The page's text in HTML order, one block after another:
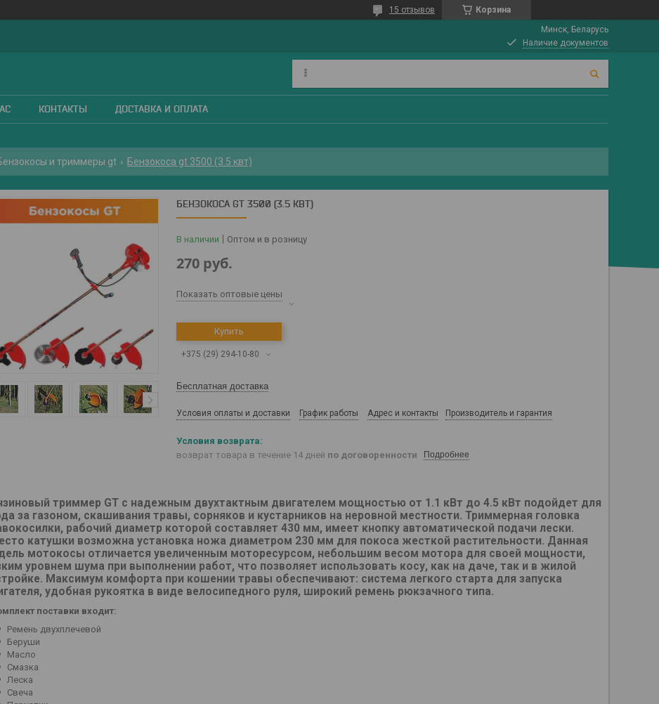
Корзина
15 отзывов
Минск, Беларусь
Наличие документов
КОНТАКТЫ ДОСТАВКА И ОПЛАТА
и триммеры gt Бензокоса gt 3500 (3.5 квт)
БЕНЗОКОСА GT 3500 (3.5 КВТ)
В наличии Оптом и в розницу
270 руб.
Показать оптовые цены
Купить
+375 (29) 294-10-80
Бесплатная доставка
Условия оплаты и доставки График работы Адрес и контакты Производитель и гарантия
возврат товара в течение 14 дней по договоренности Подробнее
триммер GT с надежным двухтактным двигателем мощностью от 1.1 кВт до 4.5 кВт подойдет для
за газоном, скашивания травы, сорняков и кустарников на неровной местности. Триммерная головка
рабочий диаметр которой составляет 430 мм, имеет кнопку автоматической подачи лески.
катушки возможна установка ножа диаметром 230 мм для покоса жесткой растительности. Данная
мотокосы отличается увеличенным моторесурсом, небольшим весом мотора для своей мощности,
уровнем шума при выполнении работ, что позволяет использовать косу, как на даче, так и в жилой
Максимум комфорта при кошении травы обеспечивают: система легкого старта для запуска
удобная рукоятка в виде велосипедного руля, широкий ремень рюкзачного типа.
поставки входит:
Ремень двухплечевой
Беруши
Масло
Смазка
Леска
Свеча